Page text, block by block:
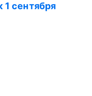
1 сентября